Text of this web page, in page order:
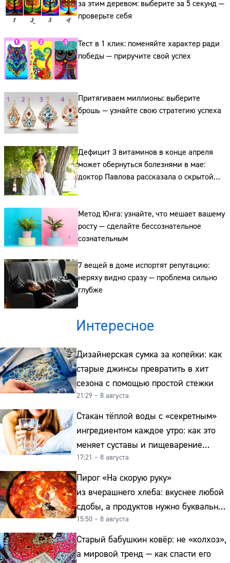
за этим деревом: выберите за 5 секунд —
проверьте себя
Тест в 1 клик: поменяйте характер ради
победы — приручите свой успех
Притягиваем миллионы: выберите
брошь — узнайте свою стратегию успеха
Дефицит 3 витаминов в конце апреля
может обернуться болезнями в мае:
доктор Павлова рассказала о скрытой
угрозе
Метод Юнга: узнайте, что мешает вашему
росту — сделайте бессознательное
сознательным
7 вещей в доме испортят репутацию:
неряху видно сразу — проблема сильно
глубже
Интересное
Дизайнерская сумка за копейки: как
старые джинсы превратить в хит
сезона с помощью простой стежки
21:29 – 8 августа
Стакан тёплой воды с «секретным»
ингредиентом каждое утро: как это
меняет суставы и пищеварение
после 50
17:21 – 8 августа
Пирог «На скорую руку»
из вчерашнего хлеба: вкуснее любой
сдобы, а продуктов нужно буквально
копейки
15:50 – 8 августа
Старый бабушкин ковёр: не «колхоз»,
а мировой тренд — как спасти его
Сайт: